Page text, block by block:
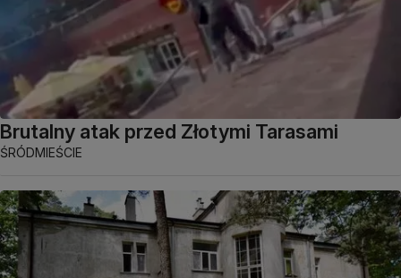
Brutalny atak przed Złotymi Tarasami
ŚRÓDMIEŚCIE